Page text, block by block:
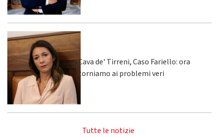
Cava de' Tirreni, Caso Fariello: ora
torniamo ai problemi veri
Tutte le notizie